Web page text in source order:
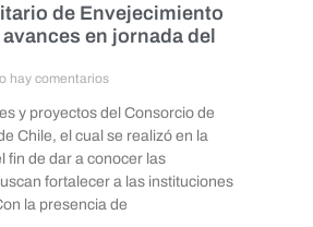
de Envejecimiento
en jornada del
hay comentarios
y proyectos del Consorcio de
Chile, el cual se realizó en la
fin de dar a conocer las
fortalecer a las instituciones
la presencia de